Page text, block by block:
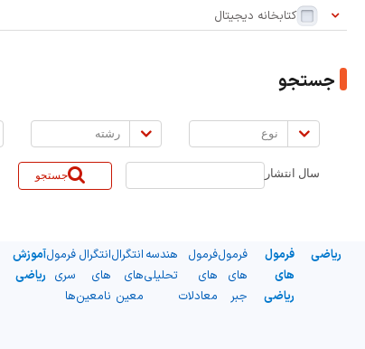
بر
اساس:
کتابخانه دیجیتال
جستجو
نوع رشته
سال انتشار جستجو
ریاضی
فرمول
های
ریاضی
فرمول
های
جبر
فرمول
های
معادلات
هندسه
تحلیلی
انتگرال
های
معین
انتگرال
های
نامعین
فرمول
سری
ها
آموزش
ریاضی